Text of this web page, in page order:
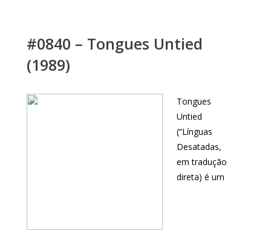
#0840 – Tongues Untied
(1989)
Tongues
Untied
(“Línguas
Desatadas,
em tradução
direta) é um